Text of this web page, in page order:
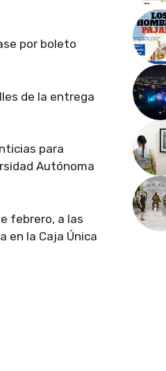
por boleto
de la entrega
para
Autónoma
febrero, a las
en la Caja Única